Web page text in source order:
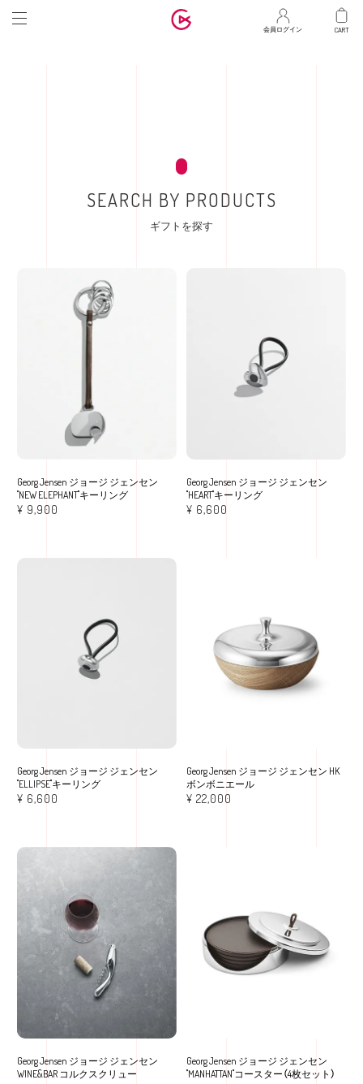
会員ログイン
SEARCH BY PRODUCTS
ギフトを探す
Georg Jensen ジョージ ジェンセン
"NEW ELEPHANT"キーリング
¥ 9,900
Georg Jensen ジョージ ジェンセン
"HEART"キーリング
¥ 6,600
Georg Jensen ジョージ ジェンセン
"ELLIPSE"キーリング
¥ 6,600
Georg Jensen ジョージ ジェンセン HK
ボンボニエール
¥ 22,000
Georg Jensen ジョージ ジェンセン
WINE&BAR コルクスクリュー
Georg Jensen ジョージ ジェンセン
"MANHATTAN"コースター（4枚セット）